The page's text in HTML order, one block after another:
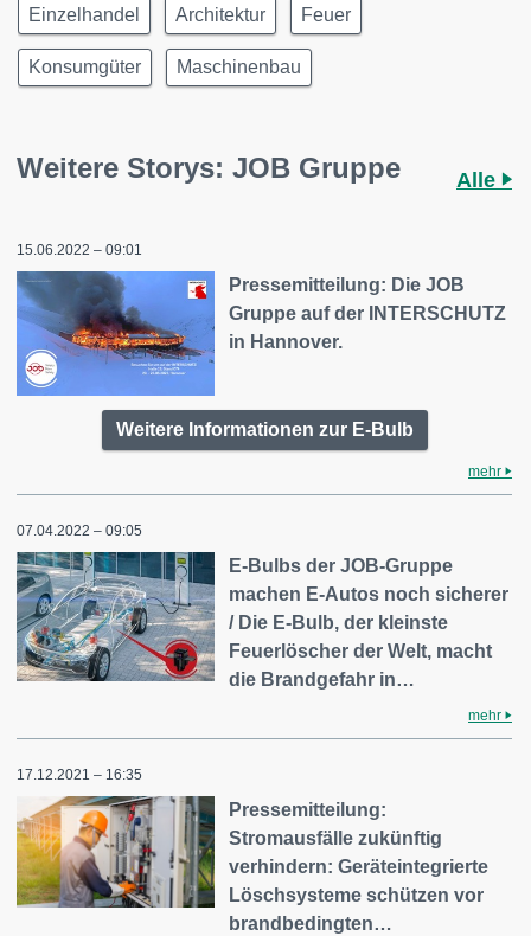
Einzelhandel Architektur Feuer
Konsumgüter Maschinenbau
Weitere Storys: JOB Gruppe Alle
15.06.2022 – 09:01
Pressemitteilung: Die JOB
Gruppe auf der INTERSCHUTZ
in Hannover.
Weitere Informationen zur E-Bulb
mehr
07.04.2022 – 09:05
E-Bulbs der JOB-Gruppe
machen E-Autos noch sicherer
/ Die E-Bulb, der kleinste
Feuerlöscher der Welt, macht
die Brandgefahr in…
mehr
17.12.2021 – 16:35
Pressemitteilung:
Stromausfälle zukünftig
verhindern: Geräteintegrierte
Löschsysteme schützen vor
brandbedingten…